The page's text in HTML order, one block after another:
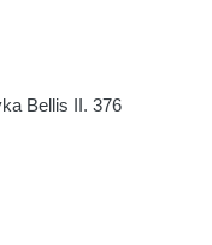
Bellis II. 376